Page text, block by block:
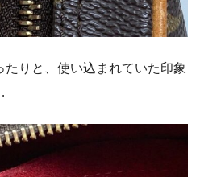
りと、使い込まれていた印象